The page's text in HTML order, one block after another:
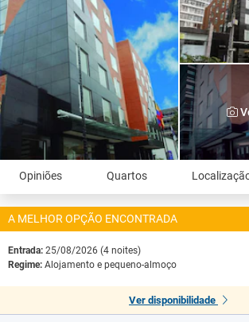
Opiniões Quartos
A MELHOR OPÇÃO ENCONTRADA
Entrada: 25/08/2026 (4 noites)
Regime: Alojamento e pequeno-almoço
Ver disponibilidade